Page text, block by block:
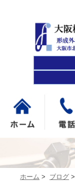
ホーム > ブログ >